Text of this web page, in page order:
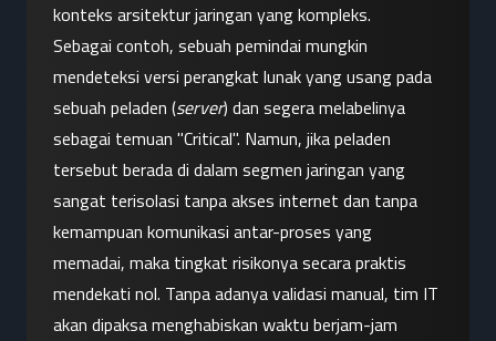
konteks arsitektur jaringan yang kompleks.
Sebagai contoh, sebuah pemindai mungkin
mendeteksi versi perangkat lunak yang usang pada
sebuah peladen (server) dan segera melabelinya
sebagai temuan "Critical". Namun, jika peladen
tersebut berada di dalam segmen jaringan yang
sangat terisolasi tanpa akses internet dan tanpa
kemampuan komunikasi antar-proses yang
memadai, maka tingkat risikonya secara praktis
mendekati nol. Tanpa adanya validasi manual, tim IT
akan dipaksa menghabiskan waktu berjam-jam